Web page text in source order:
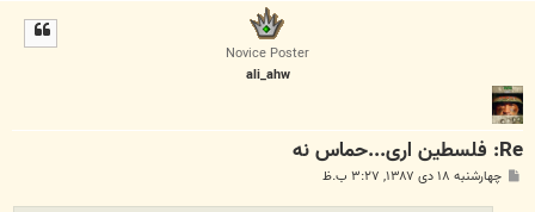
Novice Poster
ali_ahw
Re: فلسطین اری...حماس نه
پ چهارشنبه ۱۸ دی ۱۳۸۷, ۳:۲۷ ب.ظ